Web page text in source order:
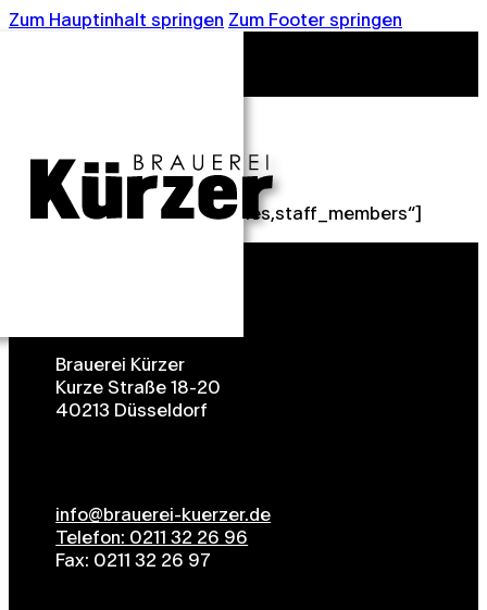
Zum Hauptinhalt springen Zum Footer springen
testbu
[bookly-form hide=“categories,staff_members“]
Brauerei Kürzer
Kurze Straße 18-20
40213 Düsseldorf
info@brauerei-kuerzer.de
Telefon: 0211 32 26 96
Fax: 0211 32 26 97